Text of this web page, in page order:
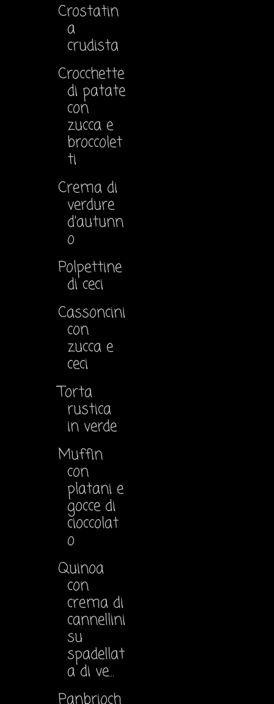
Crostatin
a
crudista
Crocchette
di patate
con
zucca e
broccolet
ti
Crema di
verdure
d'autunn
o
Polpettine
di ceci
Cassoncini
con
zucca e
ceci
Torta
rustica
in verde
Muffin
con
platani e
gocce di
cioccolat
o
Quinoa
con
crema di
cannellini
su
spadellat
a di ve...